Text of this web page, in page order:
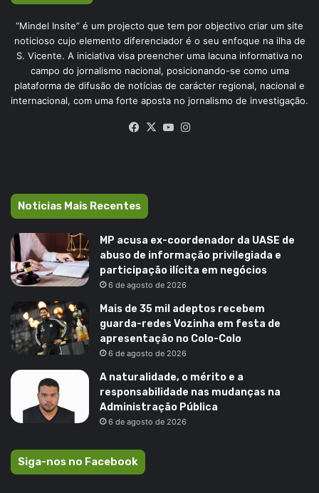
“Mindel Insite” é um projecto que tem por objectivo criar um site
noticioso cujo elemento diferenciador é o seu enfoque na ilha de
S. Vicente. A iniciativa visa preencher uma lacuna informativa no
campo do jornalismo nacional, posicionando-se como uma
plataforma de difusão de notícias de carácter regional, nacional e
internacional, com uma forte aposta no jornalismo de investigação.
Facebook
X YouTube
Noticias Mais Recentes
MP acusa ex-coordenador da UASE de
abuso de informação privilegiada e
participação ilícita em negócios
6 de agosto de 2026
Mais de 35 mil adeptos recebem
guarda-redes Vozinha em festa de
apresentação no Colo-Colo
6 de agosto de 2026
A naturalidade, o mérito e a
responsabilidade nas mudanças na
Administração Pública
6 de agosto de 2026
Siga-nos no Facebook